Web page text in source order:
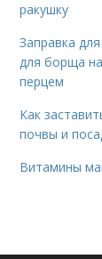
ракушку
Заправка
для борща
перцем
Как
почвы и
Витамины